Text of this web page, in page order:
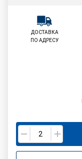
ДОСТАВКА
ПО АДРЕСУ